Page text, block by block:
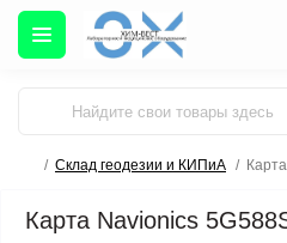
Склад геодезии и КИПиА
Карта Navionics